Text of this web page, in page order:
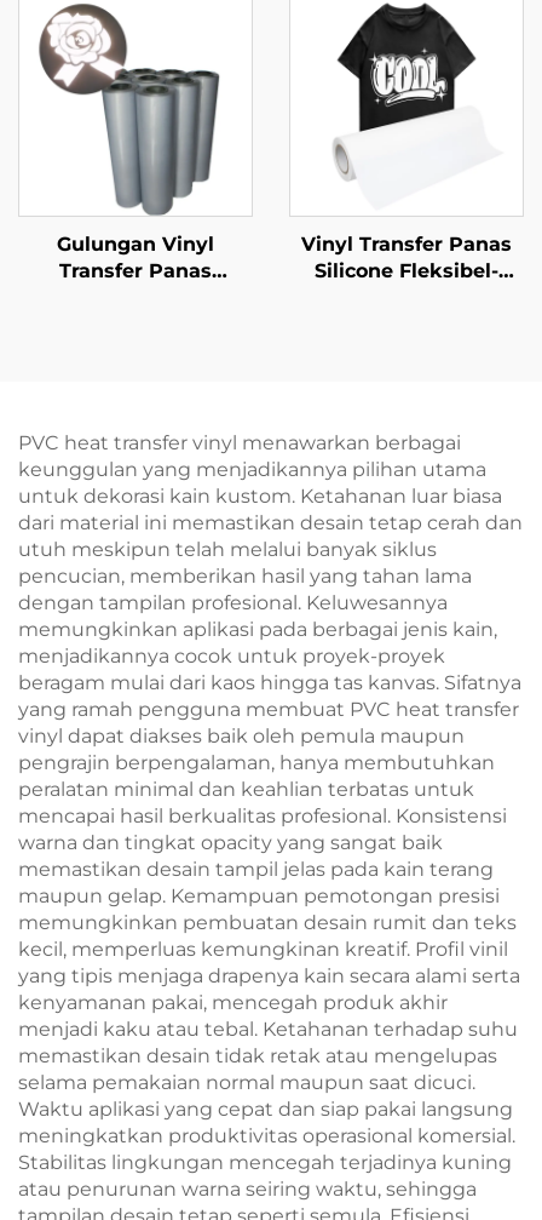
Gulungan Vinyl
Transfer Panas
Vinyl Transfer Panas
Silicone Fleksibel-
PVC heat transfer vinyl menawarkan berbagai
keunggulan yang menjadikannya pilihan utama
untuk dekorasi kain kustom. Ketahanan luar biasa
dari material ini memastikan desain tetap cerah dan
utuh meskipun telah melalui banyak siklus
pencucian, memberikan hasil yang tahan lama
dengan tampilan profesional. Keluwesannya
memungkinkan aplikasi pada berbagai jenis kain,
menjadikannya cocok untuk proyek-proyek
beragam mulai dari kaos hingga tas kanvas. Sifatnya
yang ramah pengguna membuat PVC heat transfer
vinyl dapat diakses baik oleh pemula maupun
pengrajin berpengalaman, hanya membutuhkan
peralatan minimal dan keahlian terbatas untuk
mencapai hasil berkualitas profesional. Konsistensi
warna dan tingkat opacity yang sangat baik
memastikan desain tampil jelas pada kain terang
maupun gelap. Kemampuan pemotongan presisi
memungkinkan pembuatan desain rumit dan teks
kecil, memperluas kemungkinan kreatif. Profil vinil
yang tipis menjaga drapenya kain secara alami serta
kenyamanan pakai, mencegah produk akhir
menjadi kaku atau tebal. Ketahanan terhadap suhu
memastikan desain tidak retak atau mengelupas
selama pemakaian normal maupun saat dicuci.
Waktu aplikasi yang cepat dan siap pakai langsung
meningkatkan produktivitas operasional komersial.
Stabilitas lingkungan mencegah terjadinya kuning
atau penurunan warna seiring waktu, sehingga